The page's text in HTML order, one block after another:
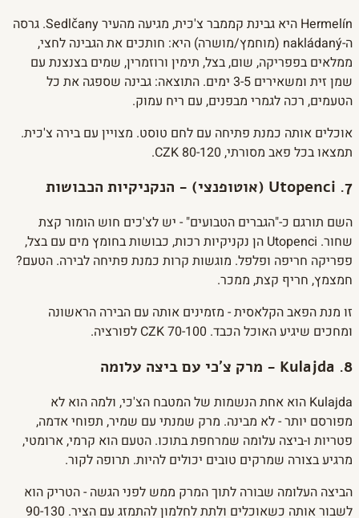
Hermelín היא גבינת קממבר צ'כית, מגיעה מהעיר Sedlčany. גרסה
ה-nakládaný (מוחמץ/מושרה) היא: חותכים את הגבינה לחצי,
ממלאים בפפריקה, שום, בצל, תימין ורוזמרין, שמים בצנצנת עם
שמן זית ומשאירים 3-5 ימים. התוצאה: גבינה שספגה את כל
הטעמים, רכה לגמרי מבפנים, עם ריח עמוק.
אוכלים אותה כמנת פתיחה עם לחם טוסט. מצויין עם בירה צ'כית.
תמצאו בכל פאב מסורתי, 80-120 CZK.
7. Utopenci (אוטופנצי) - הנקניקיות הכבושות
השם תורגם כ-"הגברים הטבועים" - יש לצ'כים חוש הומור קצת
שחור. Utopenci הן נקניקיות רכות, כבושות בחומץ מים עם בצל,
פפריקה חריפה ופלפל. מוגשות קרות כמנת פתיחה לבירה. הטעם?
חמצמץ, חריף קצת, ממכר.
זו מנת הפאב הקלאסית - מזמינים אותה עם הבירה הראשונה
ומחכים שיגיע האוכל הכבד. 70-100 CZK לפורציה.
8. Kulajda - מרק צ'כי עם ביצה עלומה
Kulajda הוא אחת הנשמות של המטבח הצ'כי, ולמה הוא לא
מפורסם יותר - לא מבינה. מרק שמנתי עם שמיר, תפוחי אדמה,
פטריות ו-ביצה עלומה שמרחפת בתוכו. הטעם הוא קרמי, ארומטי,
מרגיע בצורה שמרקים טובים יכולים להיות. תרופה לקור.
הביצה העלומה שבורה לתוך המרק ממש לפני הגשה - הטריק הוא
לשבור אותה כשאוכלים ולתת לחלמון להתמזג עם הציר. 90-130